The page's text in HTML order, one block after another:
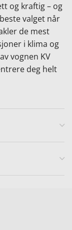
og kraftig – og
valget når
de mest
i klima og
vognen KV
deg helt